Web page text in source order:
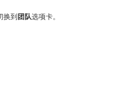
换到团队选项卡。